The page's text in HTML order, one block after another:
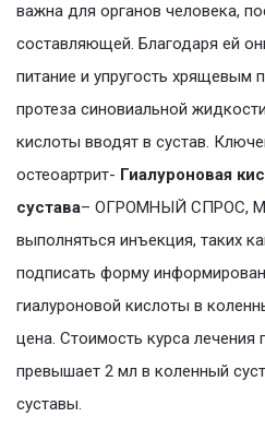
важна для органов человека,
составляющей. Благодаря ей
питание и упругость хрящевым
протеза синовиальной
кислоты вводят в сустав.
остеоартрит- Гиалуроновая
сустава– ОГРОМНЫЙ СПРОС,
выполняться инъекция, таких
подписать форму
гиалуроновой кислоты в
цена. Стоимость курса лечения
превышает 2 мл в коленный
суставы.